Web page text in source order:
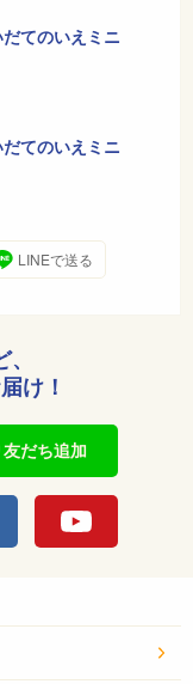
てのいえミニ
てのいえミニ
LINEで送る
け！
友だち追加